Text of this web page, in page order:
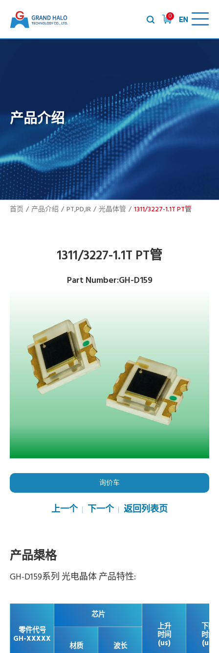
0
产品介绍
首页 产品介绍 PT,PD,IR 光晶体管 1311/3227-1.1T PT管
1311/3227-1.1T PT管
Part Number:GH-D159
询价车
上一个 下一个 返回列表页
产品槼格
GH-D159系列 光电晶体 产品特性:
零件代号
GH-XXXXX
芯片
上升
时间
(us)
下降
时间
(us)
材质 波长